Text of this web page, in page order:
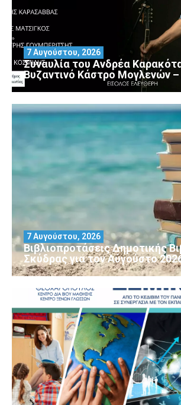
Συναυλία του Ανδρέα
Βυζαντινό Κάστρο Μογλενών
7 Αυγούστου, 2026
Βιβλιοπροτάσεις Δημοτικής
Σκύδρας για τον Αύγούστο
7 Αυγούστου, 2026